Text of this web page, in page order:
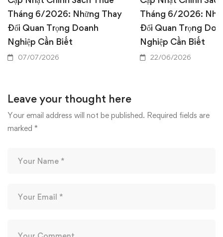
Tháng 6/2026: Những Thay
Đổi Quan Trọng Doanh
Nghiệp Cần Biết
07/07/2026
Tháng 6/2026:
Đổi Quan Trọng
Nghiệp Cần Biết
22/06/2026
Leave your thought here
Your email address will not be published. Required fields are
marked *